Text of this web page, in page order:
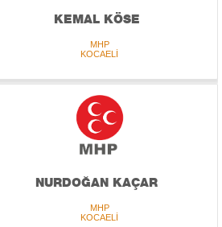
KEMAL KÖSE
MHP
KOCAELİ
NURDOĞAN KAÇAR
MHP
KOCAELİ